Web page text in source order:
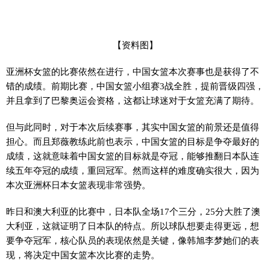
【资料图】
亚洲杯女篮的比赛依然在进行，中国女篮本次赛事也是获得了不
错的成绩。前期比赛，中国女篮小组赛3战全胜，提前晋级四强，
并且拿到了巴黎奥运会资格，这都让球迷对于女篮充满了期待。
但与此同时，对于本次后续赛事，其实中国女篮的前景还是值得
担心。而且郑薇教练此前也表示，中国女篮的目标是争夺最好的
成绩，这就意味着中国女篮的目标就是夺冠，能够推翻日本队连
续五年夺冠的成绩，重回冠军。然而这样的难度确实很大，因为
本次亚洲杯日本女篮表现非常强势。
昨日和澳大利亚的比赛中，日本队全场17个三分，25分大胜了澳
大利亚，这就证明了日本队的特点。所以球队想要走得更远，想
要争夺冠军，核心队员的表现依然是关键，像韩旭李梦她们的表
现，将决定中国女篮本次比赛的走势。